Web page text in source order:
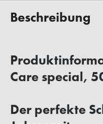
Beschreibung
Care special,
Der perfekte